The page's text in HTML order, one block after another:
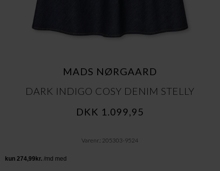
MADS NØRGAARD
DARK INDIGO COSY DENIM STELLY
DKK 1.099,95
Varenr.: 205303-9524